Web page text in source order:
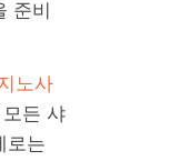
준비
노사
든 샤
로는